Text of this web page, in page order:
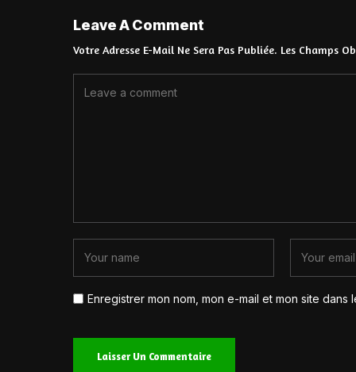
Leave A Comment
Votre Adresse E-Mail Ne Sera Pas Publiée. Les Champs
Enregistrer mon nom, mon e-mail et mon site